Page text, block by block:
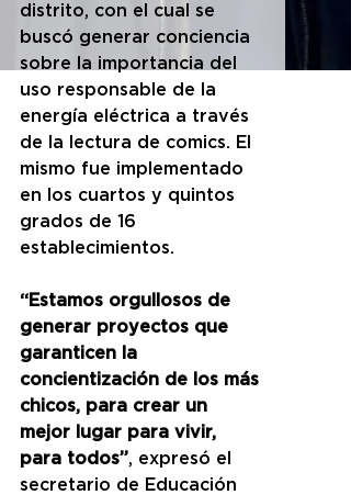
distrito, con el cual se
buscó generar conciencia
sobre la importancia del
uso responsable de la
energía eléctrica a través
de la lectura de comics. El
mismo fue implementado
en los cuartos y quintos
grados de 16
establecimientos.
“Estamos orgullosos de
generar proyectos que
garanticen la
concientización de los más
chicos, para crear un
mejor lugar para vivir,
para todos”, expresó el
secretario de Educación